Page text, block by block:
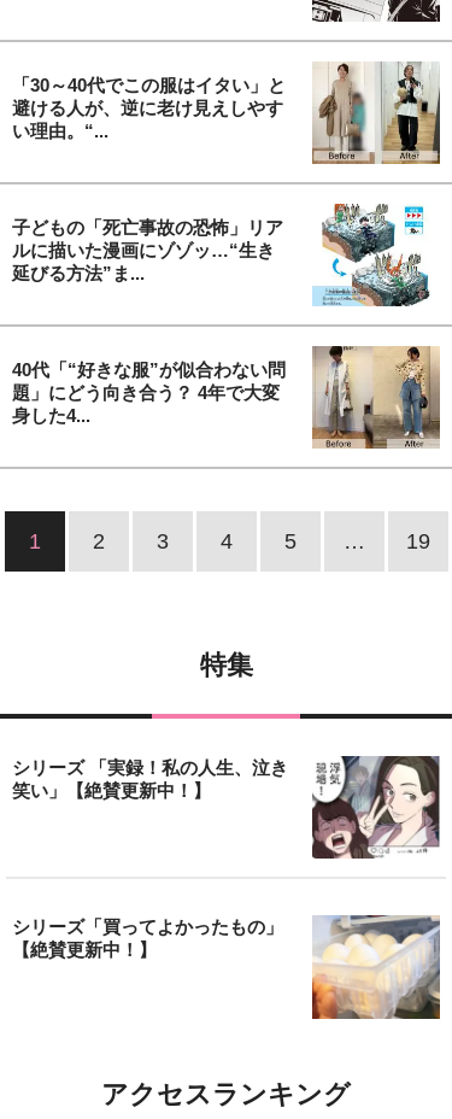
「30～40代でこの服はイタい」と
避ける人が、逆に老け見えしやす
い理由。“...
子どもの「死亡事故の恐怖」リア
ルに描いた漫画にゾゾッ…“生き
延びる方法”ま...
40代「“好きな服”が似合わない問
題」にどう向き合う？ 4年で大変
身した4...
1 2 3 4 5 … 19
特集
シリーズ 「実録！私の人生、泣き
笑い」【絶賛更新中！】
シリーズ「買ってよかったもの」
【絶賛更新中！】
アクセスランキング